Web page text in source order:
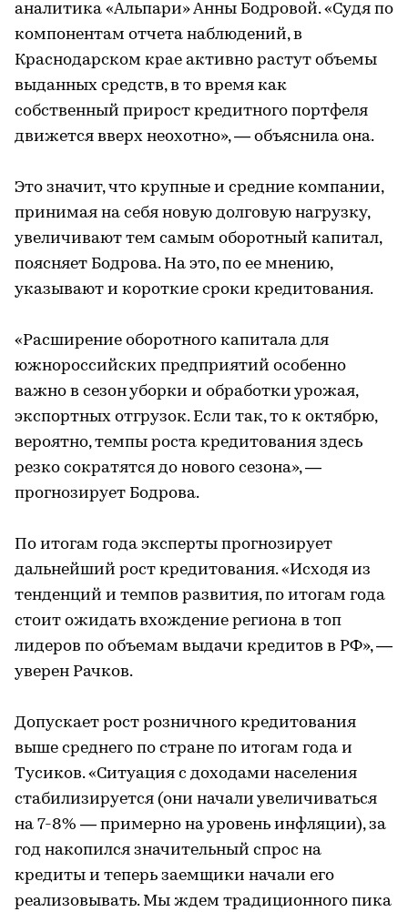
аналитика «Альпари» Анны Бодровой. «Судя по
компонентам отчета наблюдений, в
Краснодарском крае активно растут объемы
выданных средств, в то время как
собственный прирост кредитного портфеля
движется вверх неохотно», — объяснила она.
Это значит, что крупные и средние компании,
принимая на себя новую долговую нагрузку,
увеличивают тем самым оборотный капитал,
поясняет Бодрова. На это, по ее мнению,
указывают и короткие сроки кредитования.
«Расширение оборотного капитала для
южнороссийских предприятий особенно
важно в сезон уборки и обработки урожая,
экспортных отгрузок. Если так, то к октябрю,
вероятно, темпы роста кредитования здесь
резко сократятся до нового сезона», —
прогнозирует Бодрова.
По итогам года эксперты прогнозирует
дальнейший рост кредитования. «Исходя из
тенденций и темпов развития, по итогам года
стоит ожидать вхождение региона в топ
лидеров по объемам выдачи кредитов в РФ», —
уверен Рачков.
Допускает рост розничного кредитования
выше среднего по стране по итогам года и
Тусиков. «Ситуация с доходами населения
стабилизируется (они начали увеличиваться
на 7-8% — примерно на уровень инфляции), за
год накопился значительный спрос на
кредиты и теперь заемщики начали его
реализовывать. Мы ждем традиционного пика